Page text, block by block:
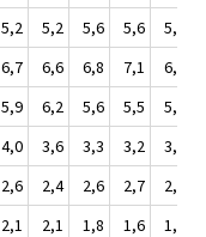
5,2 5,2 5,6 5,6 5,9
6,7 6,6 6,8 7,1 6,8
5,9 6,2 5,6 5,5 5,6
4,0 3,6 3,3 3,2 3,3
2,6 2,4 2,6 2,7 2,8
2,1 2,1 1,8 1,6 1,3